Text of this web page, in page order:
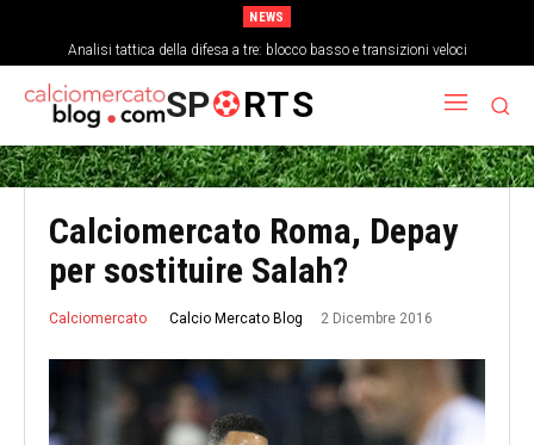
NEWS
Analisi tattica della difesa a tre: blocco basso e transizioni veloci
SP RTS
Calciomercato Roma, Depay
per sostituire Salah?
Calciomercato Calcio Mercato Blog 2 Dicembre 2016